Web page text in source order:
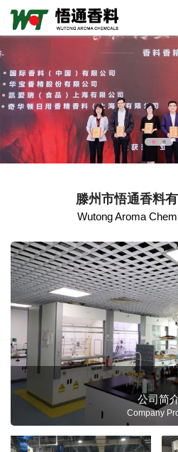
滕州市悟通香料
Wutong Aroma
公司简
Company